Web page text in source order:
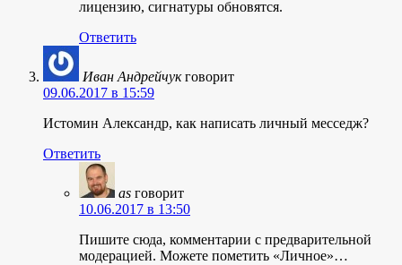
лицензию, сигнатуры обновятся.
Ответить
Иван Андрейчук говорит
09.06.2017 в 15:59
Истомин Александр, как написать личный месседж?
Ответить
as говорит
10.06.2017 в 13:50
Пишите сюда, комментарии с предварительной
модерацией. Можете пометить «Личное»…